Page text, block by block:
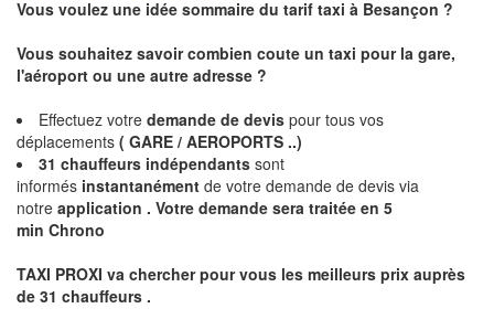
Vous voulez une idée sommaire du tarif taxi à Besançon ?
Vous souhaitez savoir combien coute un taxi pour la gare,
l'aéroport ou une autre adresse ?
Effectuez votre demande de devis pour tous vos
déplacements ( GARE / AEROPORTS ..)
31 chauffeurs indépendants sont
informés instantanément de votre demande de devis via
notre application . Votre demande sera traitée en 5
min Chrono
TAXI PROXI va chercher pour vous les meilleurs prix auprès
de 31 chauffeurs .